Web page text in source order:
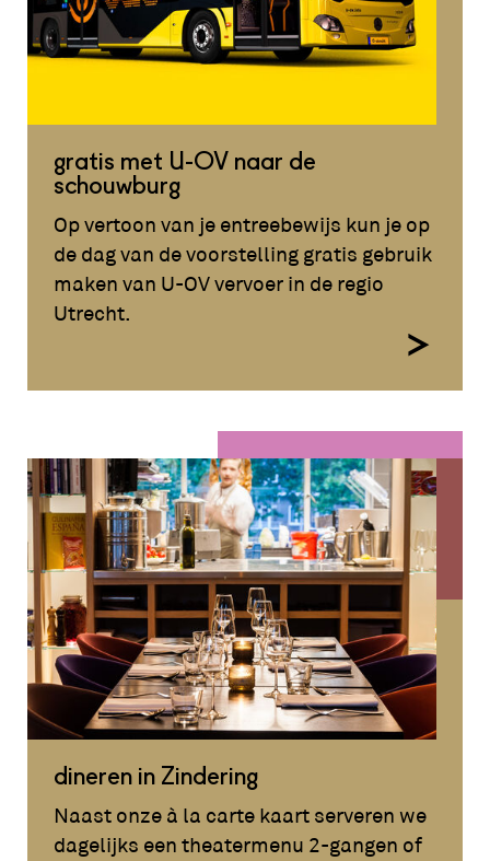
gratis met U-OV naar de
schouwburg
Op vertoon van je entreebewijs kun je op
de dag van de voorstelling gratis gebruik
maken van U-OV vervoer in de regio
Utrecht.
dineren in Zindering
Naast onze à la carte kaart serveren we
dagelijks een theatermenu 2-gangen of